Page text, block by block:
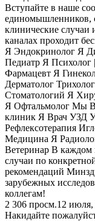
Вступайте в наше
единомышленников,
клинические случаи
каналах проходит
Я Эндокринолог Я
Педиатр Я Психолог
Фармацевт Я
Дерматолог
Стоматологий Я
Я Офтальмолог Мы
клиник Я Врач УЗД
Рефлексотерапия
Медицина Я
Ветеринар В каждом
случаи по
рекомендаций
зарубежных
коллегам!
2 306 просм.12 июля,
Накидайте